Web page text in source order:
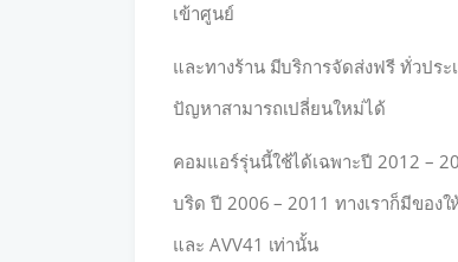
เข้าศูนย์
และทางร้าน มีบริการจัดส่งฟรี ทั่วปร
ปัญหาสามารถเปลี่ยนใหม่ได้
คอมแอร์รุ่นนี้ใช้ได้เฉพาะปี 2012 –
บริด ปี 2006 – 2011 ทางเราก็มีของ
และ AVV41 เท่านั้น